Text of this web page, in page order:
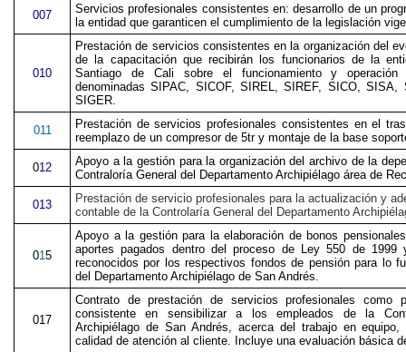
007
Servicios profesionales consistentes en: desarrollo de un
la entidad que garanticen el cumplimiento de la legislación
010
Prestación de servicios consistentes en la organización del
de la capacitación que recibirán los funcionarios de la
Santiago de Cali sobre el funcionamiento y operación
denominadas SIPAC, SICOF, SIREL, SIREF, SICO,
SIGER.
011
Prestación de servicios profesionales consistentes en el
reemplazo de un compresor de 5tr y montaje de la base
012
Apoyo a la gestión para la organización del archivo de la
Contraloría General del Departamento Archipiélago área de
013 Prestación de servicio profesionales para la actualización y
contable de la Controlaría General del Departamento
015
Apoyo a la gestión para la elaboración de bonos
aportes pagados dentro del proceso de Ley 550 de
reconocidos por los respectivos fondos de pensión para lo
del Departamento Archipiélago de San Andrés.
017
Contrato de prestación de servicios profesionales como
consistente en sensibilizar a los empleados de la
Archipiélago de San Andrés, acerca del trabajo en
calidad de atención al cliente. Incluye una evaluación básica